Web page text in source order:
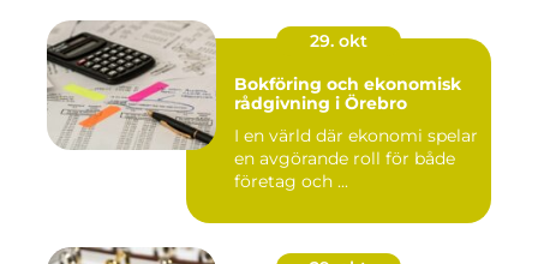
29. okt
Bokföring och ekonomisk
rådgivning i Örebro
I en värld där ekonomi spelar
en avgörande roll för både
företag och ...